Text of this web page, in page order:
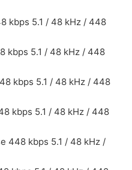
kbps 5.1 / 48 kHz / 448
kbps 5.1 / 48 kHz / 448
kbps 5.1 / 48 kHz / 448
kbps 5.1 / 48 kHz / 448
448 kbps 5.1 / 48 kHz /